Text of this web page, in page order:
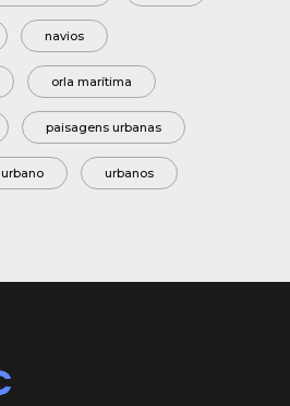
navios
orla marítima
paisagens urbanas
urbano urbanos